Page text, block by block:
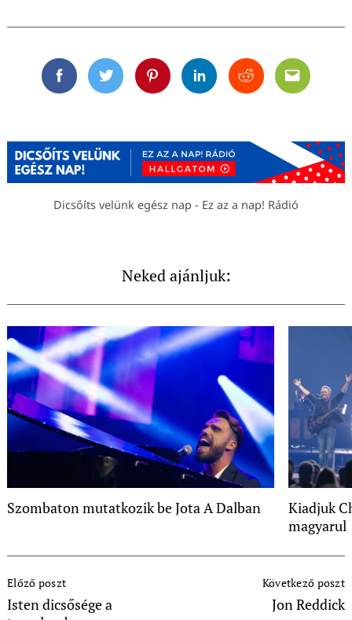
FacebookTwitterPinterestLinkedinRedditEmail
Dicsőíts velünk egész nap - Ez az a nap! Rádió
Neked ajánljuk:
Szombaton mutatkozik be Jota A Dalban
Kiadjuk
magyarul
Navigation
Előző poszt
Isten dicsősége a
Következő poszt
Jon Reddick